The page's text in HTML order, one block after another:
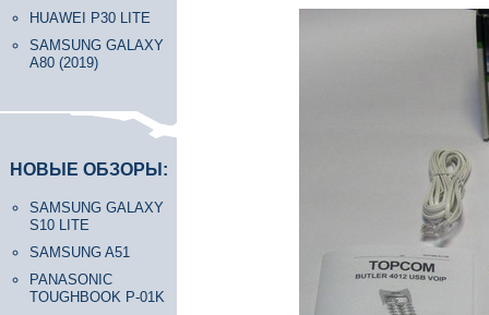
HUAWEI P30 LITE
SAMSUNG GALAXY
A80 (2019)
НОВЫЕ ОБЗОРЫ:
SAMSUNG GALAXY
S10 LITE
SAMSUNG A51
PANASONIC
TOUGHBOOK P-01K